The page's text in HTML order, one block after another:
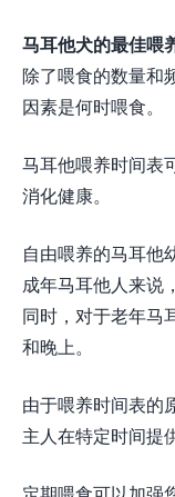
马耳他犬的最佳喂
除了喂食的数量和
因素是何时喂食。
马耳他喂养时间表
消化健康。
自由喂养的马耳他
成年马耳他人来说
同时，对于老年马
和晚上。
由于喂养时间表的
主人在特定时间提